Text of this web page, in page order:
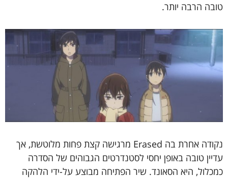
טובה הרבה יותר.
נקודה אחרת בה Erased מרגישה קצת פחות מלוטשת, אך
עדיין טובה באופן יחסי לסטנדרטים הגבוהים של הסדרה
כמכלול, היא הסאונד. שיר הפתיחה מבוצע על-ידי הלהקה